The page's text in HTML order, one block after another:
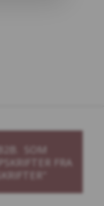
SOM
FRA